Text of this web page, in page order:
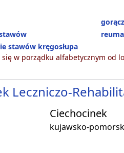
stawów kręgosłupa
w porządku alfabetycznym od
Leczniczo-
Ciechocinek
kujawsko-